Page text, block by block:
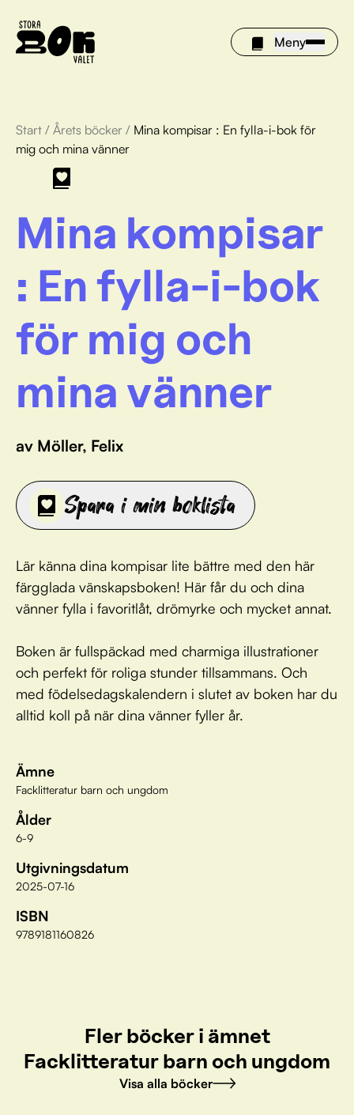
Meny
Årets böcker
Om Stora bokvalet
Olivia tipsar
Vinnare
FAQ
För bibliotek
Start / Årets böcker / Mina kompisar : En fylla-i-bok för
mig och mina vänner
Mina kompisar
: En fylla-i-bok
för mig och
mina vänner
av Möller, Felix
Spara i min boklista
Lär känna dina kompisar lite bättre med den här
färgglada vänskapsboken! Här får du och dina
vänner fylla i favoritlåt, drömyrke och mycket annat.
Boken är fullspäckad med charmiga illustrationer
och perfekt för roliga stunder tillsammans. Och
med födelsedagskalendern i slutet av boken har du
alltid koll på när dina vänner fyller år.
Ämne
Facklitteratur barn och ungdom
Ålder
6-9
Utgivningsdatum
2025-07-16
ISBN
9789181160826
Fler böcker i ämnet
Facklitteratur barn och ungdom
Visa alla böcker